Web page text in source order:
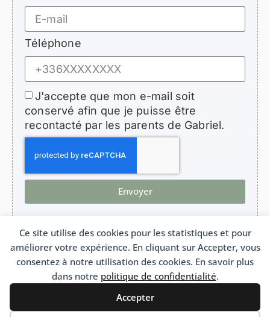
Ce site utilise des cookies pour les statistiques et pour
améliorer votre expérience. En cliquant sur Accepter, vous
consentez à notre utilisation des cookies. En savoir plus
dans notre politique de confidentialité.
Accepter
Téléphone
J'accepte que mon e-mail soit
conservé afin que je puisse être
recontacté par les parents de Gabriel.
Envoyer
HopeForGabriel.com
Association de soutien aux enfants atteints de bronchiolite oblitérante
Association Loi 1901 n°W692011975 France
Português